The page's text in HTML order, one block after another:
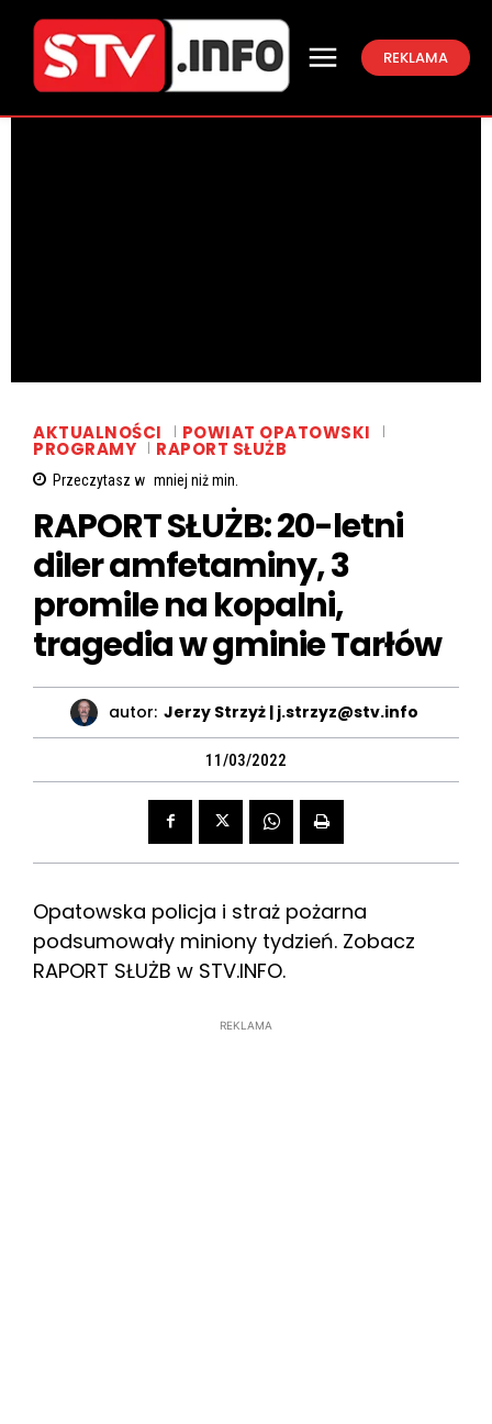
REKLAMA
AKTUALNOŚCI POWIAT OPATOWSKI
PROGRAMY RAPORT SŁUŻB
Przeczytasz w mniej niżmin.
RAPORT SŁUŻB: 20-letni
diler amfetaminy, 3
promile na kopalni,
tragedia w gminie Tarłów
autor: Jerzy Strzyż | j.strzyz@stv.info
11/03/2022
Opatowska policja i straż pożarna
podsumowały miniony tydzień. Zobacz
RAPORT SŁUŻB w STV.INFO.
REKLAMA